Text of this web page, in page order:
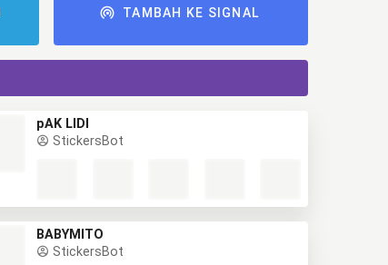
TAMBAH KE SIGNAL
pAK LIDI
StickersBot
BABYMITO
StickersBot